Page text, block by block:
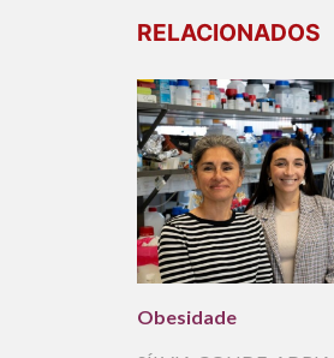
RELACIONADOS
Obesidade